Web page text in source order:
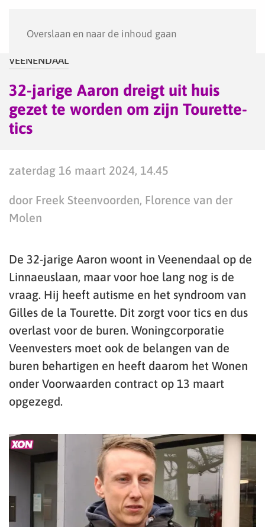
Overslaan en naar de inhoud gaan
VEENENDAAL
32-jarige Aaron dreigt uit huis
gezet te worden om zijn Tourette-
tics
zaterdag 16 maart 2024, 14.45
door Freek Steenvoorden, Florence van der
Molen
De 32-jarige Aaron woont in Veenendaal op de
Linnaeuslaan, maar voor hoe lang nog is de
vraag. Hij heeft autisme en het syndroom van
Gilles de la Tourette. Dit zorgt voor tics en dus
overlast voor de buren. Woningcorporatie
Veenvesters moet ook de belangen van de
buren behartigen en heeft daarom het Wonen
onder Voorwaarden contract op 13 maart
opgezegd.